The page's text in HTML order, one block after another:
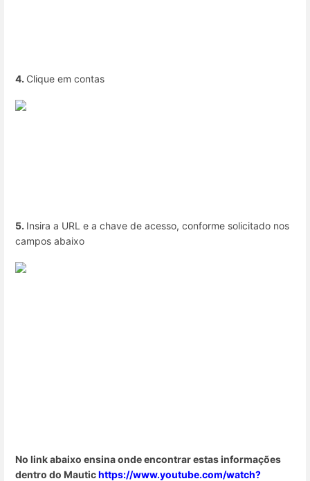
4. Clique em contas
5. Insira a URL e a chave de acesso, conforme solicitado nos
campos abaixo
No link abaixo ensina onde encontrar estas informações
dentro do Mautichttps://www.youtube.com/watch?